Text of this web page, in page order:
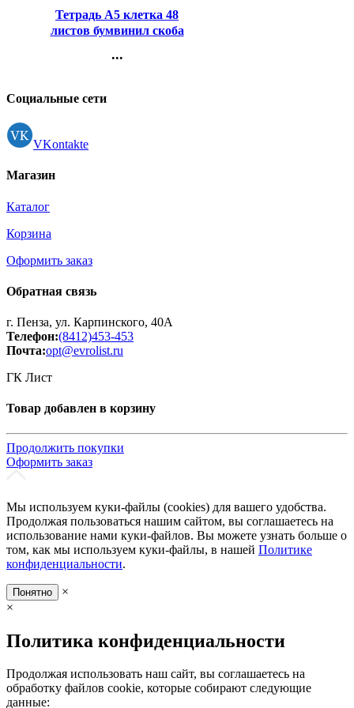
Тетрадь А5 клетка 48
листов бумвинил скоба
Красный арт 48Т5бвВ1
...
Регистрация
Социальные сети
VKontakte
Магазин
Каталог
Корзина
Оформить заказ
Обратная связь
г. Пенза, ул. Карпинского, 40А
Телефон:(8412)453-453
Почта:opt@evrolist.ru
ГК Лист
Товар добавлен в корзину
Продолжить покупки
Оформить заказ
Мы используем куки-файлы (cookies) для вашего удобства.
Продолжая пользоваться нашим сайтом, вы соглашаетесь на
использование нами куки-файлов. Вы можете узнать больше о
том, как мы используем куки-файлы, в нашей Политике
конфиденциальности.
Понятно
×
×
Политика конфиденциальности
Продолжая использовать наш сайт, вы соглашаетесь на
обработку файлов cookie, которые собирают следующие
данные: